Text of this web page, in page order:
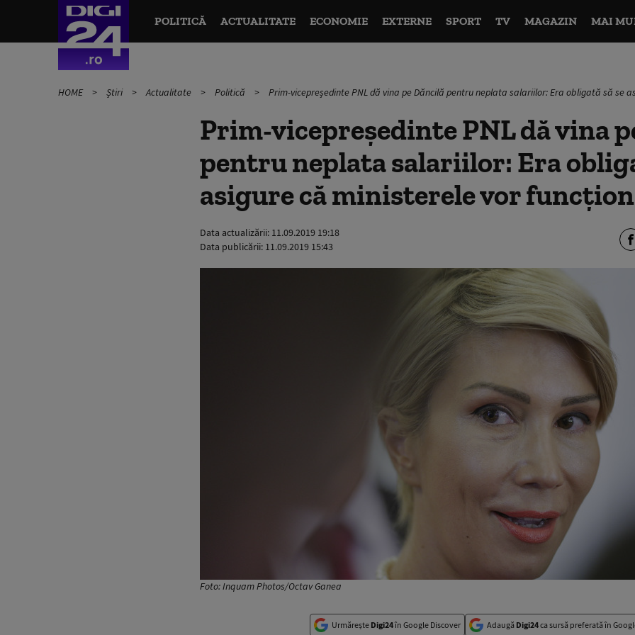
POLITICĂ ACTUALITATE ECONOMIE EXTERNE SPORT TV MAGAZIN MAI
HOME Știri Actualitate Politică Prim-vicepreședinte PNL dă vina pe Dăncilă pentru neplata salariilor: Era obligată să se
Prim-vicepreședinte PNL dă vina
pentru neplata salariilor: Era
asigure că ministerele vor
Data actualizării: 11.09.2019 19:18
Data publicării: 11.09.2019 15:43
Foto: Inquam Photos/Octav Ganea
Urmărește Digi24în Google Discover Adaugă Digi24ca sursă preferată în